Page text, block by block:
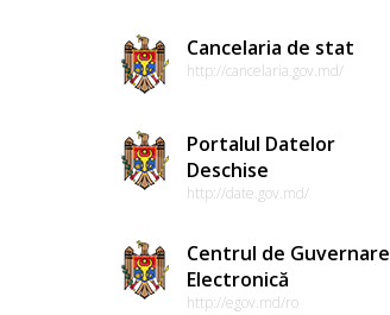
Cancelaria de stat
http://cancelaria.gov.md/
Portalul Datelor
Deschise
http://date.gov.md/
Centrul de Guvernare
Electronică
http://egov.md/ro